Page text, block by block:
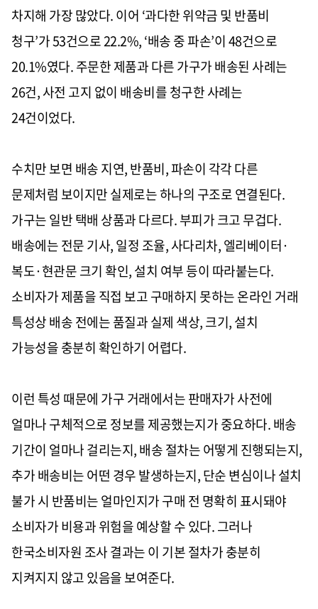
차지해 가장 많았다. 이어 ‘과다한 위약금 및 반품비
청구’가 53건으로 22.2%, ‘배송 중 파손’이 48건으로
20.1%였다. 주문한 제품과 다른 가구가 배송된 사례는
26건, 사전 고지 없이 배송비를 청구한 사례는
24건이었다.
수치만 보면 배송 지연, 반품비, 파손이 각각 다른
문제처럼 보이지만 실제로는 하나의 구조로 연결된다.
가구는 일반 택배 상품과 다르다. 부피가 크고 무겁다.
배송에는 전문 기사, 일정 조율, 사다리차, 엘리베이터·
복도·현관문 크기 확인, 설치 여부 등이 따라붙는다.
소비자가 제품을 직접 보고 구매하지 못하는 온라인 거래
특성상 배송 전에는 품질과 실제 색상, 크기, 설치
가능성을 충분히 확인하기 어렵다.
이런 특성 때문에 가구 거래에서는 판매자가 사전에
얼마나 구체적으로 정보를 제공했는지가 중요하다. 배송
기간이 얼마나 걸리는지, 배송 절차는 어떻게 진행되는지,
추가 배송비는 어떤 경우 발생하는지, 단순 변심이나 설치
불가 시 반품비는 얼마인지가 구매 전 명확히 표시돼야
소비자가 비용과 위험을 예상할 수 있다. 그러나
한국소비자원 조사 결과는 이 기본 절차가 충분히
지켜지지 않고 있음을 보여준다.